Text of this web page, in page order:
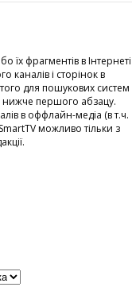
їх фрагментів в Інтернеті
каналів і сторінок в
для пошукових систем
нижче першого абзацу.
в оффлайн-медіа (в т.ч.
можливо тільки з